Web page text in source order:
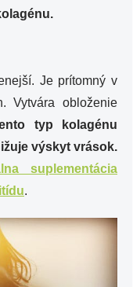
Je prítomný v
Vytvára obloženie
typ kolagénu
výskyt vrások.
suplementácia
.